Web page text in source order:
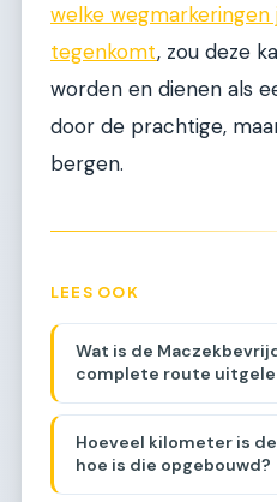
welke
tegenkomt, zou deze
worden en dienen als
door de prachtige,
bergen.
LEES OOK
Wat is de
complete route
Hoeveel kilometer is
hoe is die opgebouwd?